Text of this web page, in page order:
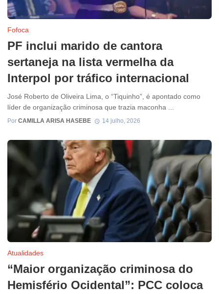
Fofoca
PF inclui marido de cantora
sertaneja na lista vermelha da
Interpol por tráfico internacional
José Roberto de Oliveira Lima, o “Tiquinho”, é apontado como
líder de organização criminosa que trazia maconha ...
Por CAMILLA ARISA HASEBE 14 julho, 2026
Atualidades
“Maior organização criminosa do
Hemisfério Ocidental”: PCC coloca